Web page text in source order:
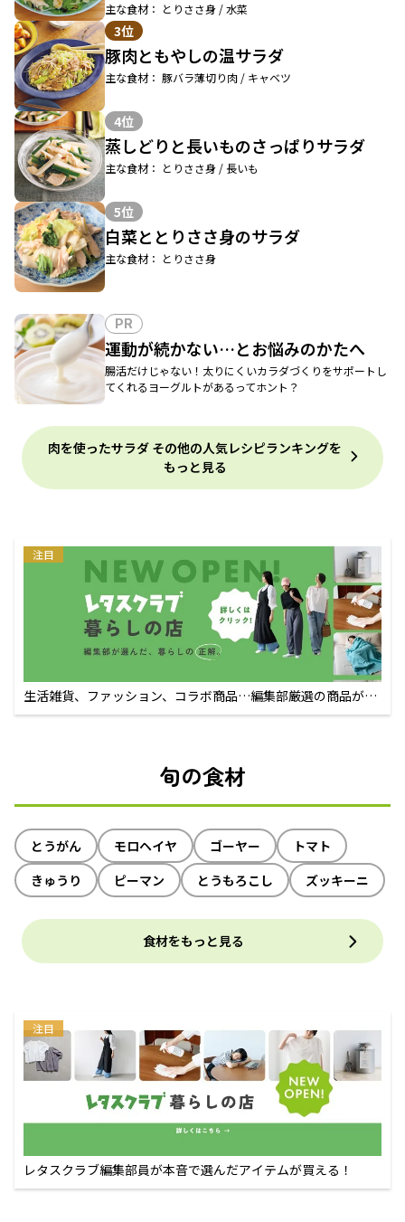
主な食材： とりささ身 / 水菜
3位
豚肉ともやしの温サラダ
主な食材： 豚バラ薄切り肉 / キャベツ
4位
蒸しどりと長いものさっぱりサラダ
主な食材： とりささ身 / 長いも
5位
白菜ととりささ身のサラダ
主な食材： とりささ身
PR
運動が続かない…とお悩みのかたへ
腸活だけじゃない！太りにくいカラダづくりをサポートし
てくれるヨーグルトがあるってホント？
肉を使ったサラダ その他の人気レシピランキングを
もっと見る
注目
生活雑貨、ファッション、コラボ商品…編集部厳選の商品が買
えるECサイト
旬の食材
とうがん モロヘイヤ ゴーヤー
トマト
きゅうり
ピーマン とうもろこし ズッキーニ
食材をもっと見る
注目
レタスクラブ編集部員が本音で選んだアイテムが買える！